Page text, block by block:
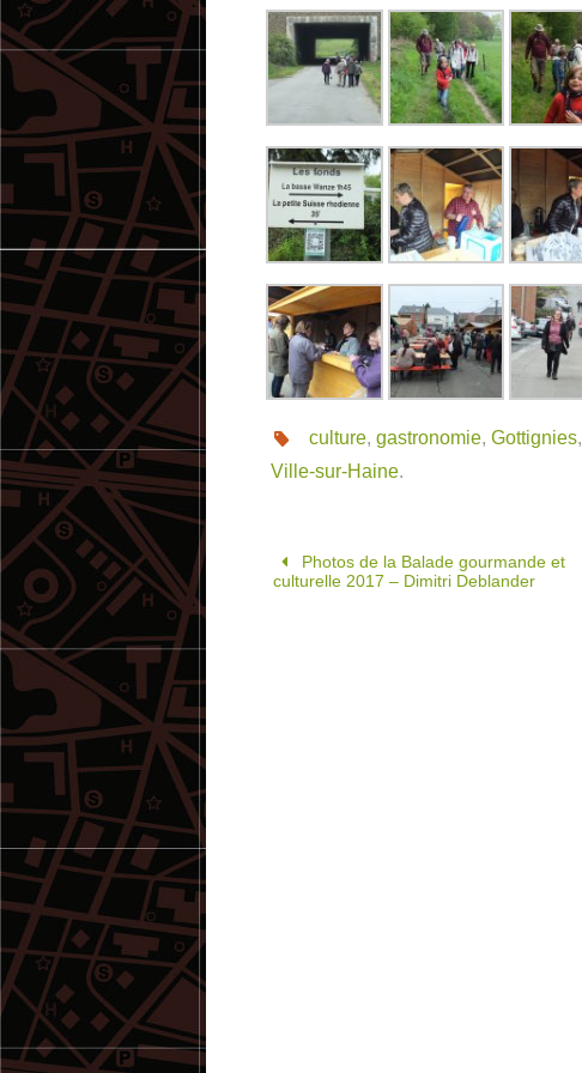
culture, gastronomie, Gottignies,
Ville-sur-Haine.
Photos de la Balade gourmande et
culturelle 2017 – Dimitri Deblander